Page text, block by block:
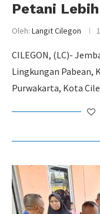
Petani
Oleh: Langit Cilegon
CILEGON, (LC)-
Lingkungan Pabean,
Purwakarta, Kota